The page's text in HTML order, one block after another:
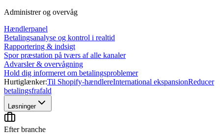
Administrer og overvåg
Hændlerpanel
Betalingsanalyse og kontrol i realtid
Rapportering & indsigt
Spor præstation på tværs af alle kanaler
Advarsler & overvågning
Hold dig informeret om betalingsproblemer
Hurtiglænker:Til Shopify-hændlereInternational ekspansionReducer
betalingsfrafald
Løsninger
Efter branche